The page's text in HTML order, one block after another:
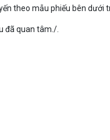
theo mẫu phiếu bên dưới
đã quan tâm./.